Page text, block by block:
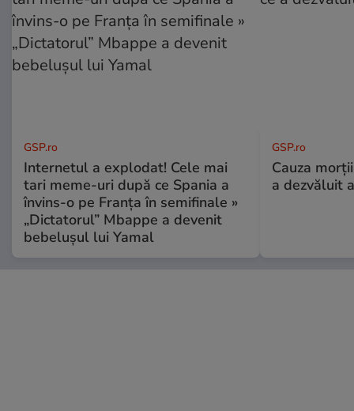
GSP.ro
Internetul a explodat! Cele mai
tari meme-uri după ce Spania a
învins-o pe Franța în semifinale »
„Dictatorul” Mbappe a devenit
bebelușul lui Yamal
GSP.ro
Cauza
a dezvăluit